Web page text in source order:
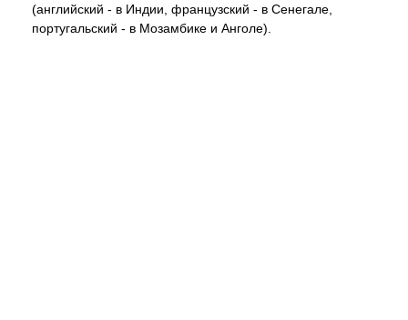
(английский - в Индии, французский - в Сенегале,
португальский - в Мозамбике и Анголе).